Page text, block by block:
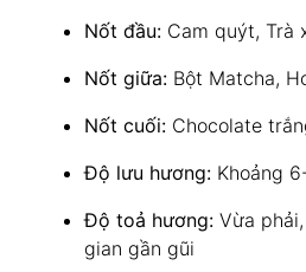
Nốt đầu: Cam quýt, Trà
Nốt giữa: Bột Matcha,
Nốt cuối: Chocolate
Độ lưu hương: Khoảng
Độ toả hương: Vừa
gian gần gũi